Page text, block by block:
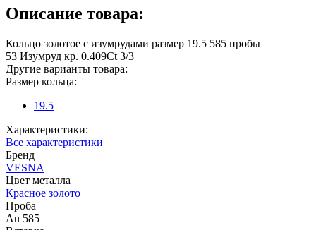
Описание товара:
Кольцо золотое с изумрудами размер 19.5 585 пробы
53 Изумруд кр. 0.409Ct 3/3
Другие варианты товара:
Размер кольца:
19.5
Характеристики:
Все характеристики
Бренд
VESNA
Цвет металла
Красное золото
Проба
Au 585